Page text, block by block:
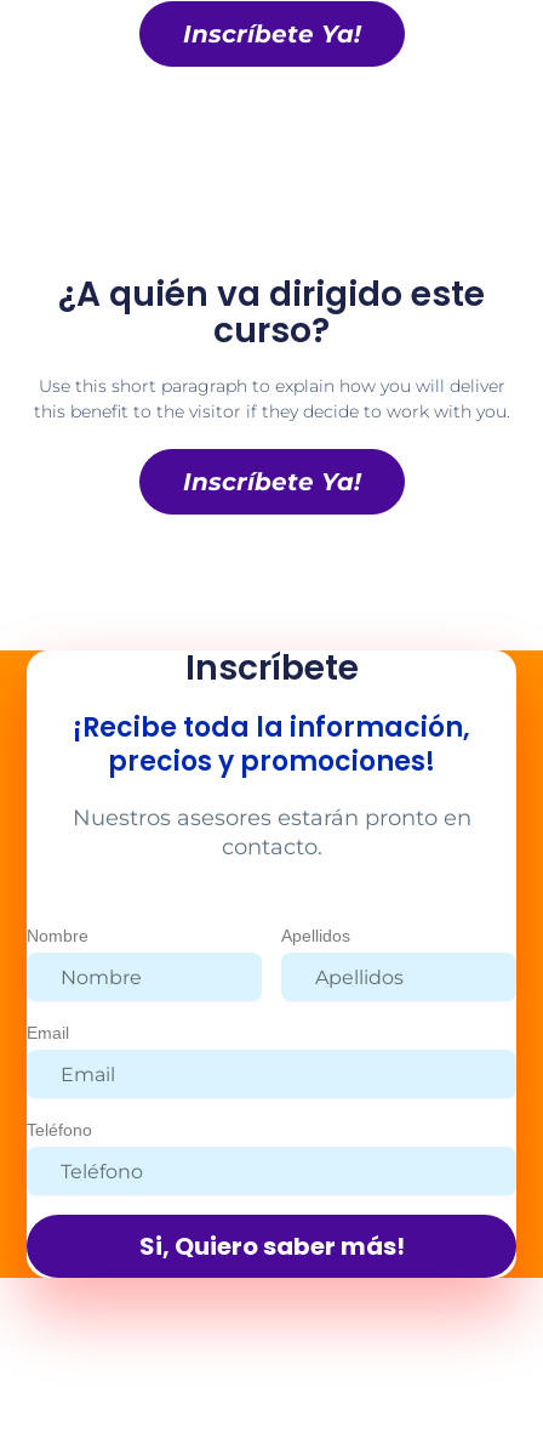
Inscríbete Ya!
¿A quién va dirigido este
curso?
Use this short paragraph to explain how you will deliver
this benefit to the visitor if they decide to work with you.
Inscríbete Ya!
Inscríbete
¡Recibe toda la información,
precios y promociones!
Nuestros asesores estarán pronto en
contacto.
Nombre Apellidos
Email
Teléfono
Si, Quiero saber más!